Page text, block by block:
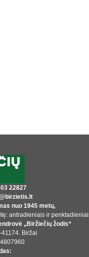
22827
nuo 1945 metų,
antradieniais ir
„Biržiečių žodis“
41174. Biržai